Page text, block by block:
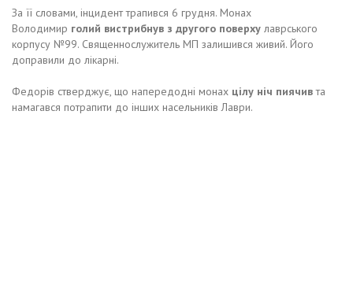
За її словами, інцидент трапився 6 грудня. Монах
Володимир голий вистрибнув з другого поверху лаврського
корпусу №99. Священнослужитель МП залишився живий. Його
доправили до лікарні.
Федорів стверджує, що напередодні монах цілу ніч пиячивта
намагався потрапити до інших насельників Лаври.